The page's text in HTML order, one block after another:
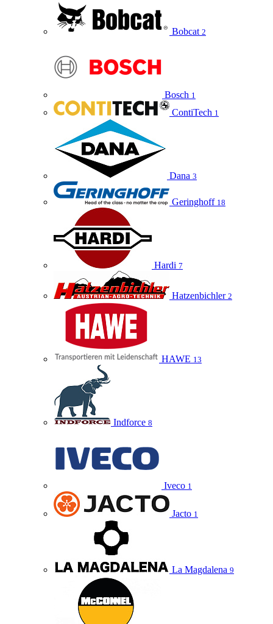
Bobcat 2
Bosch 1
ContiTech 1
Dana 3
Geringhoff 18
Hardi 7
Hatzenbichler 2
HAWE 13
Indforce 8
Iveco 1
Jacto 1
La Magdalena 9